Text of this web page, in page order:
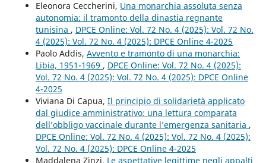
Eleonora Ceccherini, Una monarchia assoluta senza
autonomia: il tramonto della dinastia regnante
tunisina , DPCE Online: Vol. 72 No. 4 (2025): Vol. 72 No.
4 (2025): Vol. 72 No. 4 (2025): DPCE Online 4-2025
Paolo Addis, Avvento e tramonto di una monarchia:
Libia, 1951-1969 , DPCE Online: Vol. 72 No. 4 (2025):
Vol. 72 No. 4 (2025): Vol. 72 No. 4 (2025): DPCE Online
4-2025
Viviana Di Capua, Il principio di solidarietà applicato
dal giudice amministrativo: una lettura comparata
dell’obbligo vaccinale durante l’emergenza sanitaria ,
DPCE Online: Vol. 72 No. 4 (2025): Vol. 72 No. 4 (2025):
Vol. 72 No. 4 (2025): DPCE Online 4-2025
Maddalena Zinzi, Le aspettative legittime negli appalti